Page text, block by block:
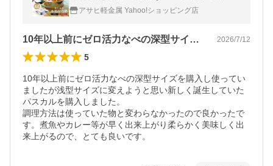
レス 3L 両手鍋 節約 炊飯 煮物 レシピ 日本製
アサヒ軽金属 公式
アサヒ軽金属 Yahoo!ショッピング店
10年以上前にゼロ活力なべの深型サイズ… 2026/7/12
5
10年以上前にゼロ活力なべの深型サイズを購入し使ってい
ましたが浅型サイズに変えようと思い新しく誕生していた
パスカルを購入しました。
調理方法は使っていた物と変わらなかったので良かったで
す。煮魚やカレー等が早く出来上がり柔らかく美味しく出
来上がるので、とても良いです。